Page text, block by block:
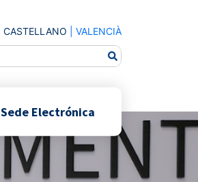
CASTELLANO VALENCIÀ
Sede Electrónica